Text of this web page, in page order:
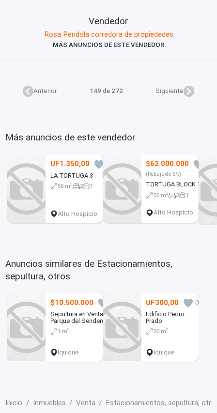
Vendedor
Rosa Pendola corredora de propiededes
MÁS ANUNCIOS DE ESTE VENDEDOR
Anterior 149 de 272 Siguiente
Más anuncios de este vendedor
UF1.350,00
LA TORTUGA 3
50 m2 2 1
Alto Hospicio
$62.000.000 0
(Rebajado 5%)
TORTUGA BLOCK 1
50 m2 3 1
Alto Hospicio
Anuncios similares de Estacionamientos,
sepultura, otros
$10.500.000
0
Sepultura en Venta –
Parque del Sendero,
Sector Nuestra
Familia | Iquique
1 m2
Iquique
UF300,00
0
Edificio Pedro
Prado
20 m2
Iquique
Inicio Inmuebles Venta Estacionamientos, sepultura,